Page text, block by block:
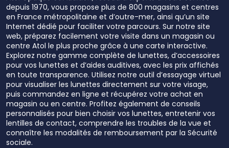
depuis 1970, vous propose plus de 800 magasins et centres
en France métropolitaine et d’outre-mer, ainsi qu’un site
Internet dédié pour faciliter votre parcours. Sur notre site
web, préparez facilement votre visite dans un magasin ou
centre Atol le plus proche grâce à une carte interactive.
Explorez notre gamme complète de lunettes, d’accessoires
pour vos lunettes et d’aides auditives, avec les prix affichés
en toute transparence. Utilisez notre outil d’essayage virtuel
pour visualiser les lunettes directement sur votre visage,
puis commandez en ligne et récupérez votre achat en
magasin ou en centre. Profitez également de conseils
personnalisés pour bien choisir vos lunettes, entretenir vos
lentilles de contact, comprendre les troubles de la vue et
connaître les modalités de remboursement par la Sécurité
sociale.